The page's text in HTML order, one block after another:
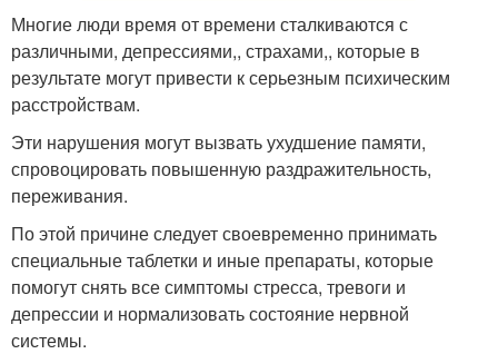
Многие люди время от времени сталкиваются с
различными, депрессиями,, страхами,, которые в
результате могут привести к серьезным психическим
расстройствам.
Эти нарушения могут вызвать ухудшение памяти,
спровоцировать повышенную раздражительность,
переживания.
По этой причине следует своевременно принимать
специальные таблетки и иные препараты, которые
помогут снять все симптомы стресса, тревоги и
депрессии и нормализовать состояние нервной
системы.